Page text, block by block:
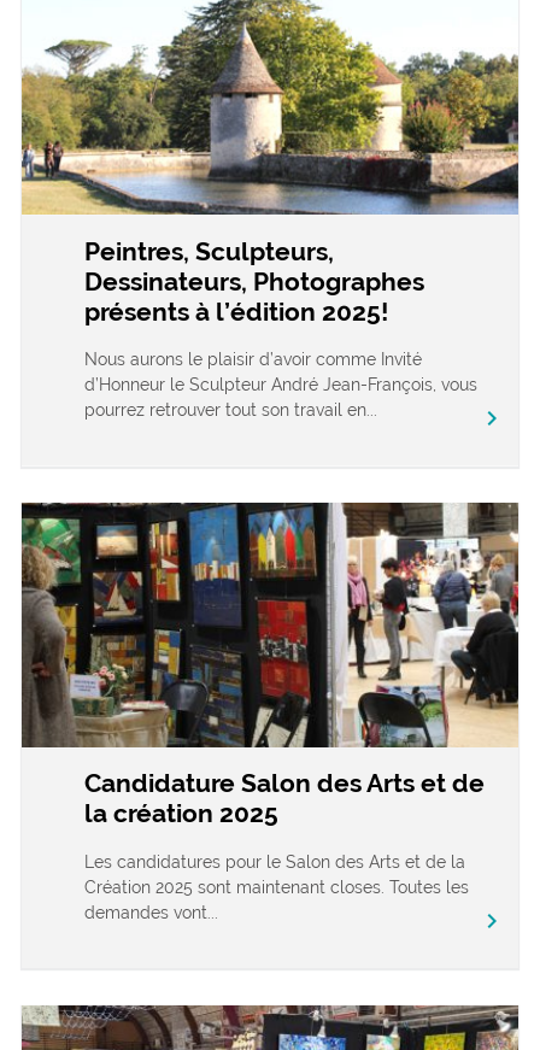
Peintres, Sculpteurs,
Dessinateurs, Photographes
présents à l’édition 2025!
Nous aurons le plaisir d’avoir comme Invité
d’Honneur le Sculpteur André Jean-François, vous
pourrez retrouver tout son travail en...
chevron_right
Candidature Salon des Arts et de
la création 2025
Les candidatures pour le Salon des Arts et de la
Création 2025 sont maintenant closes. Toutes les
demandes vont...
chevron_right